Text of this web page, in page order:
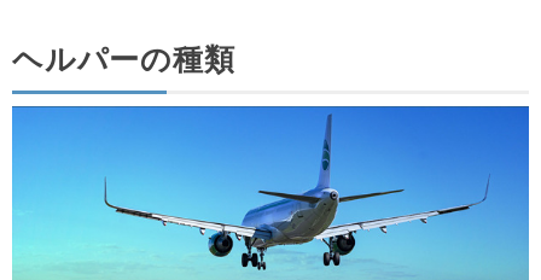
ヘルパーの種類